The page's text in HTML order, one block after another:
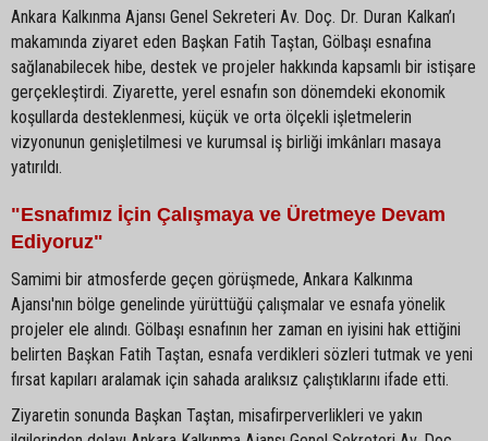
Ankara Kalkınma Ajansı Genel Sekreteri Av. Doç. Dr. Duran Kalkan’ı
makamında ziyaret eden Başkan Fatih Taştan, Gölbaşı esnafına
sağlanabilecek hibe, destek ve projeler hakkında kapsamlı bir istişare
gerçekleştirdi. Ziyarette, yerel esnafın son dönemdeki ekonomik
koşullarda desteklenmesi, küçük ve orta ölçekli işletmelerin
vizyonunun genişletilmesi ve kurumsal iş birliği imkânları masaya
yatırıldı.
"Esnafımız İçin Çalışmaya ve Üretmeye Devam
Ediyoruz"
Samimi bir atmosferde geçen görüşmede, Ankara Kalkınma
Ajansı'nın bölge genelinde yürüttüğü çalışmalar ve esnafa yönelik
projeler ele alındı. Gölbaşı esnafının her zaman en iyisini hak ettiğini
belirten Başkan Fatih Taştan, esnafa verdikleri sözleri tutmak ve yeni
fırsat kapıları aralamak için sahada aralıksız çalıştıklarını ifade etti.
Ziyaretin sonunda Başkan Taştan, misafirperverlikleri ve yakın